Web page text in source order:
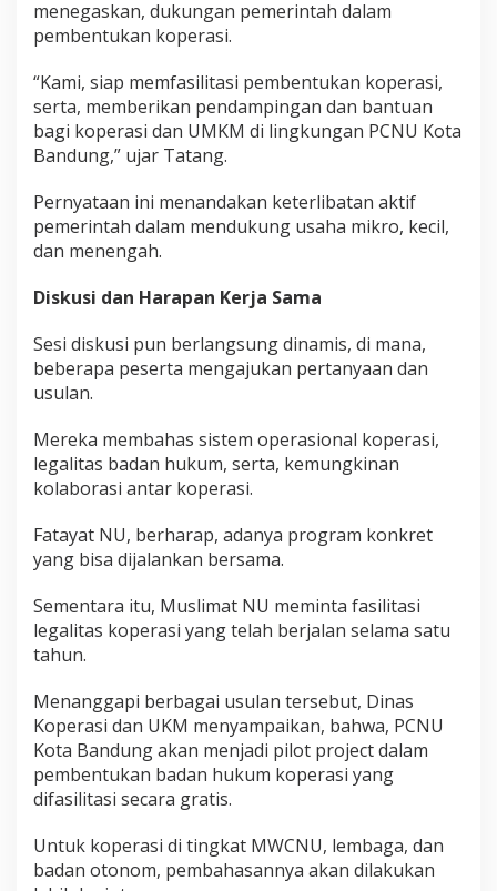
menegaskan, dukungan pemerintah dalam
pembentukan koperasi.
“Kami, siap memfasilitasi pembentukan koperasi,
serta, memberikan pendampingan dan bantuan
bagi koperasi dan UMKM di lingkungan PCNU Kota
Bandung,” ujar Tatang.
Pernyataan ini menandakan keterlibatan aktif
pemerintah dalam mendukung usaha mikro, kecil,
dan menengah.
Diskusi dan Harapan Kerja Sama
Sesi diskusi pun berlangsung dinamis, di mana,
beberapa peserta mengajukan pertanyaan dan
usulan.
Mereka membahas sistem operasional koperasi,
legalitas badan hukum, serta, kemungkinan
kolaborasi antar koperasi.
Fatayat NU, berharap, adanya program konkret
yang bisa dijalankan bersama.
Sementara itu, Muslimat NU meminta fasilitasi
legalitas koperasi yang telah berjalan selama satu
tahun.
Menanggapi berbagai usulan tersebut, Dinas
Koperasi dan UKM menyampaikan, bahwa, PCNU
Kota Bandung akan menjadi pilot project dalam
pembentukan badan hukum koperasi yang
difasilitasi secara gratis.
Untuk koperasi di tingkat MWCNU, lembaga, dan
badan otonom, pembahasannya akan dilakukan